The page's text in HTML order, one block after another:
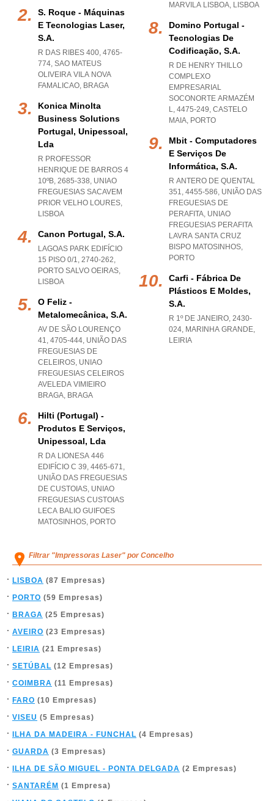
S. Roque - Máquinas
E Tecnologias Laser,
S.a.
R DAS RIBES 400, 4765-
774, SAO MATEUS
OLIVEIRA VILA NOVA
FAMALICAO, BRAGA
Konica Minolta
Business Solutions
Portugal, Unipessoal,
Lda
R PROFESSOR
HENRIQUE DE BARROS 4
10ºB, 2685-338, UNIAO
FREGUESIAS SACAVEM
PRIOR VELHO LOURES,
LISBOA
Canon Portugal, S.a.
LAGOAS PARK EDIFÍCIO
15 PISO 0/1, 2740-262,
PORTO SALVO OEIRAS,
LISBOA
O Feliz -
Metalomecânica, S.a.
AV DE SÃO LOURENÇO
41, 4705-444, UNIÃO DAS
FREGUESIAS DE
CELEIROS, UNIAO
FREGUESIAS CELEIROS
AVELEDA VIMIEIRO
BRAGA, BRAGA
Hilti (portugal) -
Produtos E Serviços,
Unipessoal, Lda
R DA LIONESA 446
EDIFÍCIO C 39, 4465-671,
UNIÃO DAS FREGUESIAS
DE CUSTOIAS, UNIAO
FREGUESIAS CUSTOIAS
LECA BALIO GUIFOES
MATOSINHOS, PORTO
MARVILA LISBOA, LISBOA
Domino Portugal -
Tecnologias De
Codificação, S.a.
R DE HENRY THILLO
COMPLEXO
EMPRESARIAL
SOCONORTE ARMAZÉM
L, 4475-249, CASTELO
MAIA, PORTO
Mbit - Computadores
E Serviços De
Informática, S.a.
R ANTERO DE QUENTAL
351, 4455-586, UNIÃO DAS
FREGUESIAS DE
PERAFITA, UNIAO
FREGUESIAS PERAFITA
LAVRA SANTA CRUZ
BISPO MATOSINHOS,
PORTO
Carfi - Fábrica De
Plásticos E Moldes,
S.a.
R 1º DE JANEIRO, 2430-
024, MARINHA GRANDE,
LEIRIA
Filtrar "Impressoras Laser" por Concelho
LISBOA (87 Empresas)
PORTO (59 Empresas)
BRAGA (25 Empresas)
AVEIRO (23 Empresas)
LEIRIA (21 Empresas)
SETÚBAL (12 Empresas)
COIMBRA (11 Empresas)
FARO (10 Empresas)
VISEU (5 Empresas)
ILHA DA MADEIRA - FUNCHAL (4 Empresas)
GUARDA (3 Empresas)
ILHA DE SÃO MIGUEL - PONTA DELGADA (2 Empresas)
SANTARÉM (1 Empresa)